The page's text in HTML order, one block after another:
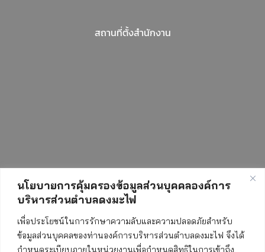
นโยบายการคุ้มครองข้อมูลส่วนบุคคลองค์การ
บริหารส่วนตำบลดงมะไฟ
เพื่อประโยชน์ในการรักษาความลับและความปลอดภัยสำหรับ
ข้อมูลส่วนบุคคลของท่านองค์การบริหารส่วนตำบลดงมะไฟ จึงได้
กำหนดระเบียบภายในหน่วยงานเพื่อกำหนดสิทธิในการเข้าถึง
สถานที่ตั้งสำนักงาน
สถิติการเข้าชมเว็บไซต์